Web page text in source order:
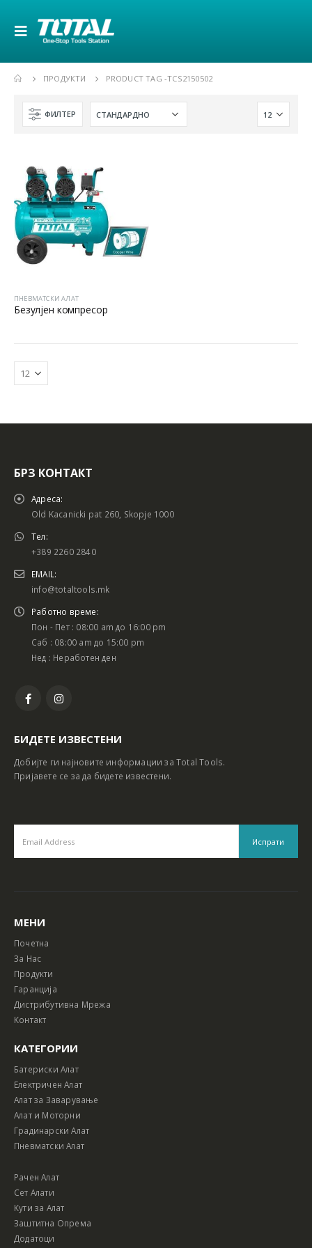
ПРОДУКТИ PRODUCT TAG -TCS2150502
ФИЛТЕР
ПНЕВМАТСКИ АЛАТ
Безулјен компресор
Батериски сет
Батериски сет Ротирачки Чекан и Бормашина 20V
БРЗ КОНТАКТ
Адреса:
Old Kacanicki pat 260, Skopje 1000
Тел:
+389 2260 2840
EMAIL:
info@totaltools.mk
Работно време:
Пон - Пет : 08:00 am до 16:00 pm
Саб : 08:00 am до 15:00 pm
Нед : Неработен ден
БИДЕТЕ ИЗВЕСТЕНИ
Добијте ги најновите информации за Total Tools.
Пријавете се за да бидете известени.
МЕНИ
Почетна
За Нас
Продукти
Гаранција
Дистрибутивна Мрежа
Контакт
КАТЕГОРИИ
Батериски Алат
Електричен Алат
Алат за Заварување
Алат и Моторни
Градинарски Алат
Пневматски Алат
Рачен Алат
Сет Алати
Кути за Алат
Заштитна Опрема
Додатоци